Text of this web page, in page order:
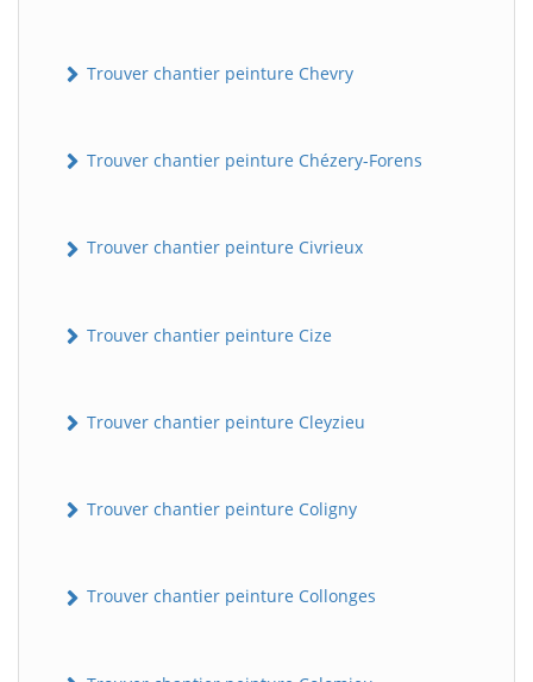
Trouver chantier peinture Chevry
Trouver chantier peinture Chézery-Forens
Trouver chantier peinture Civrieux
Trouver chantier peinture Cize
Trouver chantier peinture Cleyzieu
Trouver chantier peinture Coligny
Trouver chantier peinture Collonges
BatiWebPro